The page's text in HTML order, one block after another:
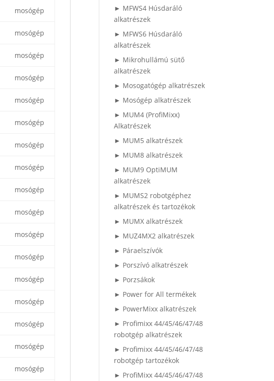
mosógép
mosógép
mosógép
mosógép
mosógép
mosógép
mosógép
mosógép
mosógép
mosógép
mosógép
mosógép
mosógép
mosógép
mosógép
mosógép
mosógép
► MFWS4 Húsdaráló
alkatrészek
► MFWS6 Húsdaráló
alkatrészek
► Mikrohullámú sütő
alkatrészek
► Mosogatógép alkatrészek
► Mosógép alkatrészek
► MUM4 (ProfiMixx)
Alkatrészek
► MUM5 alkatrészek
► MUM8 alkatrészek
► MUM9 OptiMUM
alkatrészek
► MUMS2 robotgéphez
alkatrészek és tartozékok
► MUMX alkatrészek
► MUZ4MX2 alkatrészek
► Páraelszívók
► Porszívó alkatrészek
► Porzsákok
► Power for All termékek
► PowerMixx alkatrészek
► Profimixx 44/45/46/47/48
robotgép alkatrészek
► Profimixx 44/45/46/47/48
robotgép tartozékok
► ProfiMixx 44/45/46/47/48